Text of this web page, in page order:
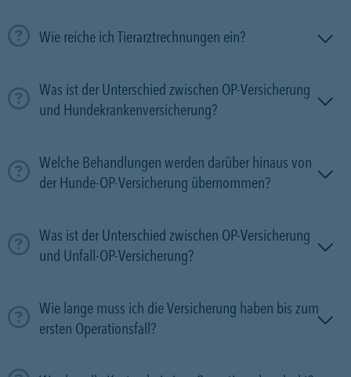
Wie reiche ich Tierarztrechnungen ein?
Was ist der Unterschied zwischen OP-Versicherung
und Hundekrankenversicherung?
Welche Behandlungen werden darüber hinaus von
der Hunde-OP-Versicherung übernommen?
Was ist der Unterschied zwischen OP-Versicherung
und Unfall-OP-Versicherung?
Wie lange muss ich die Versicherung haben bis zum
ersten Operationsfall?